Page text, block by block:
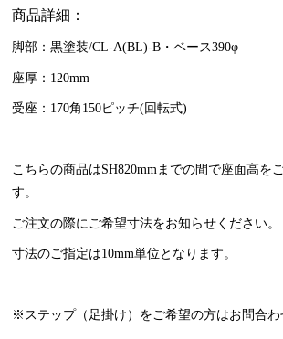
商品詳細：
脚部：黒塗装/CL-A(BL)-B・ベース390φ
座厚：120mm
受座：170角150ピッチ(回転式)
こちらの商品はSH820mmまでの間で座面高を
す。
ご注文の際にご希望寸法をお知らせください。
寸法のご指定は10mm単位となります。
※ステップ（足掛け）をご希望の方はお問合わ